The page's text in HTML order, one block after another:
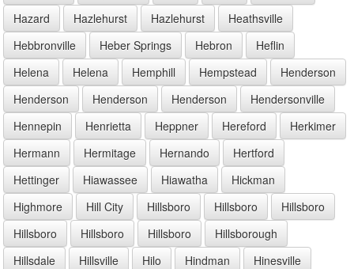
Hazard
Hazlehurst Hazlehurst
Heathsville
Hebbronville
Heber Springs Hebron
Heflin
Helena
Helena Hemphill Hempstead
Henderson
Henderson
Henderson Henderson
Hendersonville
Hennepin
Henrietta Heppner Hereford
Herkimer
Hermann
Hermitage Hernando
Hertford
Hettinger
Hiawassee Hiawatha
Hickman
Highmore
Hill City Hillsboro Hillsboro
Hillsboro
Hillsboro
Hillsboro Hillsboro
Hillsborough
Hillsdale
Hillsville Hilo Hindman
Hinesville